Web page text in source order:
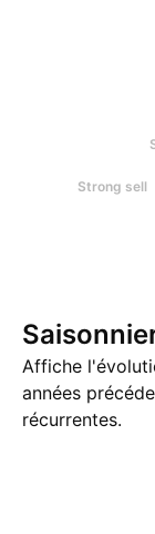
Strong sell
Affiche
années
récurrentes.